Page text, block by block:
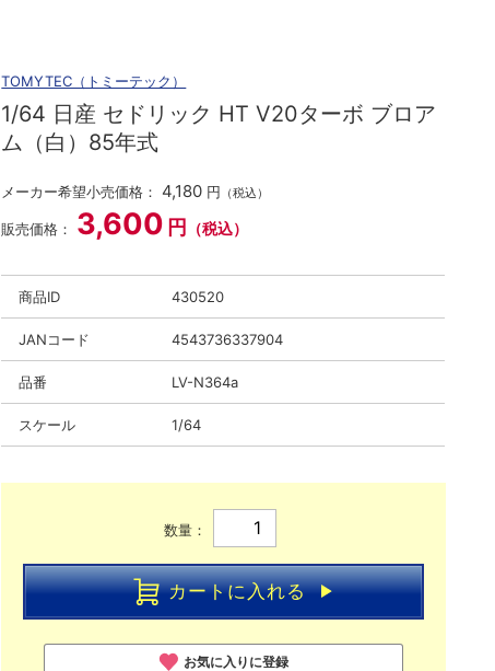
TOMYTEC（トミーテック）
1/64 日産 セドリック HT V20ターボ ブロア
ム（白）85年式
メーカー希望小売価格： 4,180 円 （税込）
販売価格： 3,600 円 （税込）
商品ID 430520
JANコード 4543736337904
品番 LV-N364a
スケール 1/64
数量：
カートに入れる
お気に入りに登録